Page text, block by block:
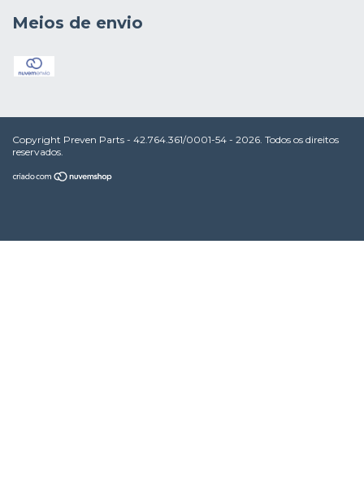
Meios de envio
Copyright Preven Parts - 42.764.361/0001-54 - 2026. Todos os direitos
reservados.